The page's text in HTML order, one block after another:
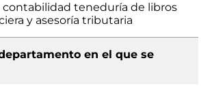
contabilidad teneduría de libros
y asesoría tributaria
en el que se